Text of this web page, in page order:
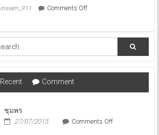
insiam_911 Comments Offon
Recent Comment
ชุมพร
27/07/2015 Comments Offon